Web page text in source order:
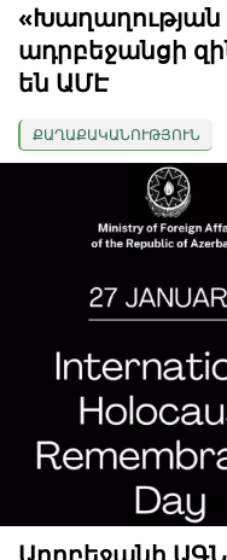
«Խաղաղության
ադրբեջանցի
են ԱՄԷ
ՔԱՂԱՔԱԿԱՆՈՒԹՅՈՒՆ